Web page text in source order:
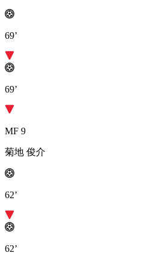
69’
69’
MF 9
菊地 俊介
62’
62’